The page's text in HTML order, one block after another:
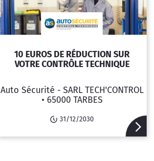
10 EUROS DE RÉDUCTION SUR
VOTRE CONTRÔLE TECHNIQUE
Auto Sécurité - SARL TECH'CONTROL
• 65000 TARBES
31/12/2030